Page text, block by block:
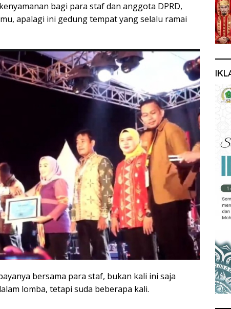
bagi para staf dan anggota DPRD,
apalagi ini gedung tempat yang selalu ramai
bersama para staf, bukan kali ini saja
lomba, tetapi suda beberapa kali.